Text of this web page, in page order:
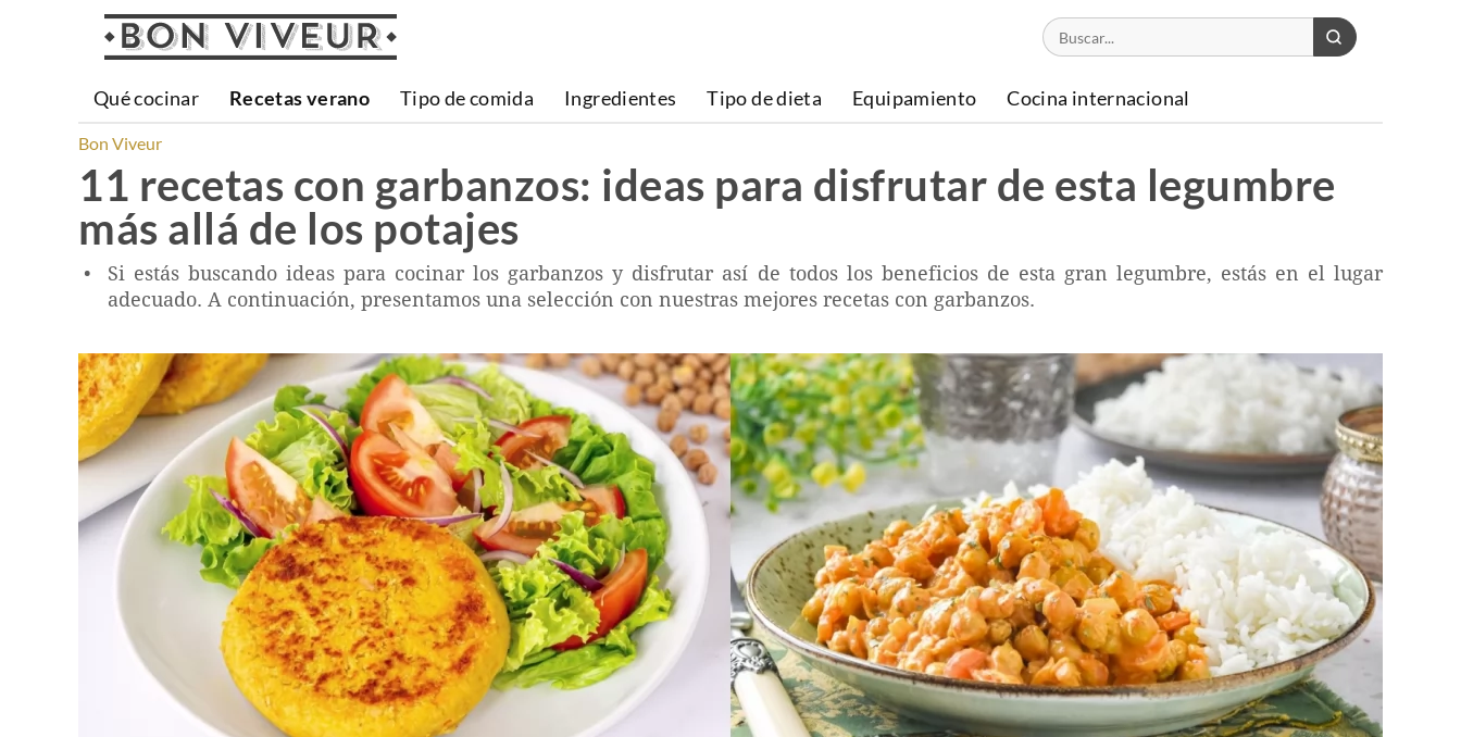
Qué cocinar Recetas verano Tipo de comida Ingredientes Tipo de dieta Equipamiento Cocina internacional
Bon Viveur
11 recetas con garbanzos: ideas para disfrutar de esta legumbre
más allá de los potajes
Si estás buscando ideas para cocinar los garbanzos y disfrutar así de todos los beneficios de esta gran legumbre, estás en el lugar
adecuado. A continuación, presentamos una selección con nuestras mejores recetas con garbanzos.